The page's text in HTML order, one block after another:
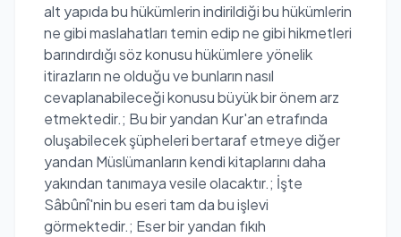
alt yapıda bu hükümlerin indirildiği bu hükümlerin
ne gibi maslahatları temin edip ne gibi hikmetleri
barındırdığı söz konusu hükümlere yönelik
itirazların ne olduğu ve bunların nasıl
cevaplanabileceği konusu büyük bir önem arz
etmektedir.; Bu bir yandan Kur'an etrafında
oluşabilecek şüpheleri bertaraf etmeye diğer
yandan Müslümanların kendi kitaplarını daha
yakından tanımaya vesile olacaktır.; İşte
Sâbûnî'nin bu eseri tam da bu işlevi
görmektedir.; Eser bir yandan fıkıh